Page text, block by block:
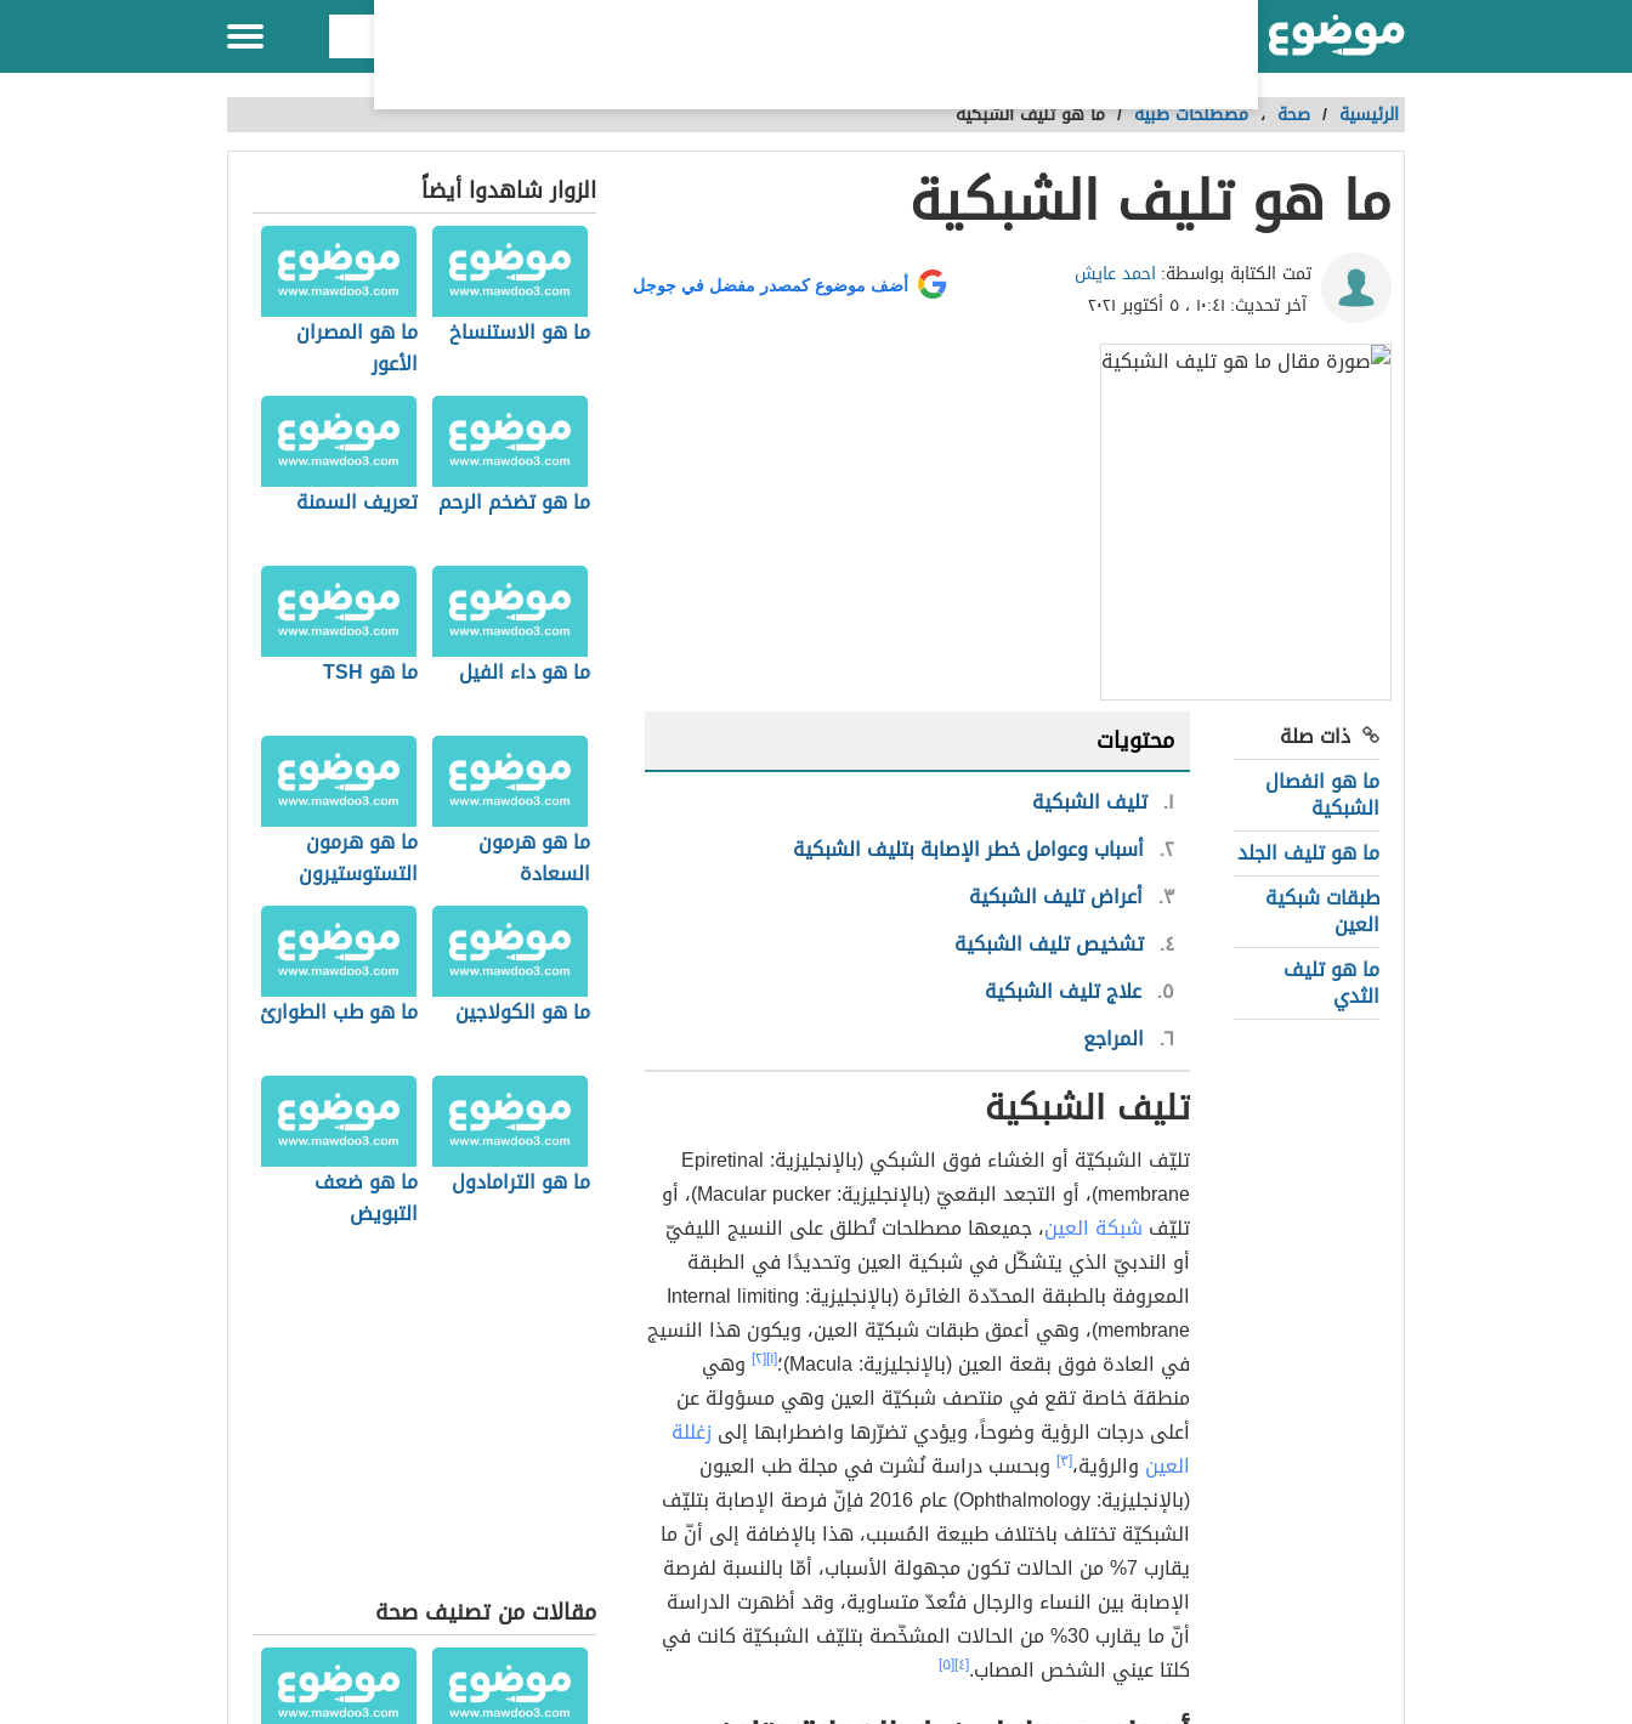
الرئيسية / صحة ،مصطلحات طبية /ما هو تليف الشبكية
ما هو تليف الشبكية
تمت الكتابة بواسطة: احمد عايش
آخر تحديث: ١٠:٤١ ، ٥ أكتوبر ٢٠٢١
أضف موضوع كمصدر مفضل في جوجل
ذات صلة
ما هو انفصال
الشبكية
ما هو تليف الجلد
طبقات شبكية
العين
ما هو تليف
الثدي
محتويات
١ تليف الشبكية
٢ أسباب وعوامل خطر الإصابة بتليف الشبكية
٣ أعراض تليف الشبكية
٤ تشخيص تليف الشبكية
٥ علاج تليف الشبكية
٦ المراجع
تليف الشبكية
تليّف الشبكيّة أو الغشاء فوق الشبكي (بالإنجليزية: Epiretinal
membrane)، أو التجعد البقعيّ (بالإنجليزية: Macular pucker)، أو
تليّف شبكة العين، جميعها مصطلحات تُطلق على النسيج الليفيّ
أو الندبيّ الذي يتشكّل في شبكية العين وتحديدًا في الطبقة
المعروفة بالطبقة المحدّدة الغائرة (بالإنجليزية: Internal limiting
membrane)، وهي أعمق طبقات شبكيّة العين، ويكون هذا النسيج
في العادة فوق بقعة العين (بالإنجليزية: Macula)؛
[١] [٢]
وهي
منطقة خاصة تقع في منتصف شبكيّة العين وهي مسؤولة عن
أعلى درجات الرؤية وضوحاً، ويؤدي تضرّرها واضطرابها إلى زغللة
العين والرؤية،[٣]
وبحسب دراسة نُشرت في مجلة طب العيون
(بالإنجليزية: Ophthalmology) عام 2016 فإنّ فرصة الإصابة بتليّف
الشبكيّة تختلف باختلاف طبيعة المُسبب، هذا بالإضافة إلى أنّ ما
يقارب 7% من الحالات تكون مجهولة الأسباب، أمّا بالنسبة لفرصة
الإصابة بين النساء والرجال فتُعدّ متساوية، وقد أظهرت الدراسة
أنّ ما يقارب 30% من الحالات المشخّصة بتليّف الشبكيّة كانت في
كلتا عيني الشخص المصاب.[٤] [٥]
الزوار شاهدوا أيضاً
ما هو الاستنساخ
ما هو المصران
الأعور
ما هو تضخم الرحم تعريف السمنة
ما هو داء الفيل ما هو TSH
ما هو هرمون
السعادة
ما هو هرمون
التستوستيرون
ما هو الكولاجين ما هو طب الطوارئ
ما هو الترامادول
ما هو ضعف
التبويض
مقالات من تصنيف صحة